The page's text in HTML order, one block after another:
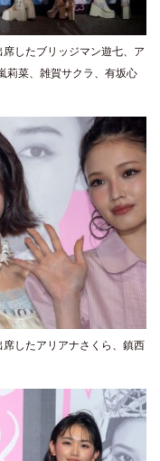
したブリッジマン遊七、ア
莉菜、雑賀サクラ、有坂心
席したアリアナさくら、鎮西